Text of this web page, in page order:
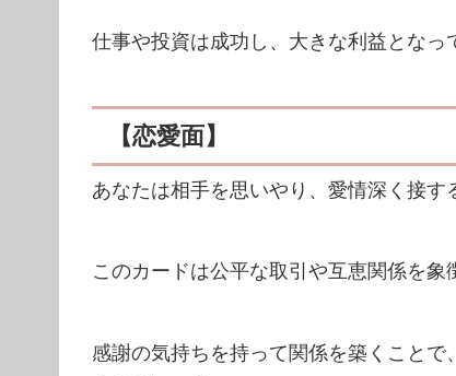
仕事や投資は成功し、大きな利益となっ
【恋愛面】
あなたは相手を思いやり、愛情深く接す
このカードは公平な取引や互恵関係を象
感謝の気持ちを持って関係を築くこと